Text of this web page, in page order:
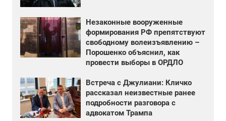
Незаконные вооруженные
формирования РФ препятствуют
свободному волеизъявлению –
Порошенко объяснил, как
провести выборы в ОРДЛО
Встреча с Джулиани: Кличко
рассказал неизвестные ранее
подробности разговора с
адвокатом Трампа